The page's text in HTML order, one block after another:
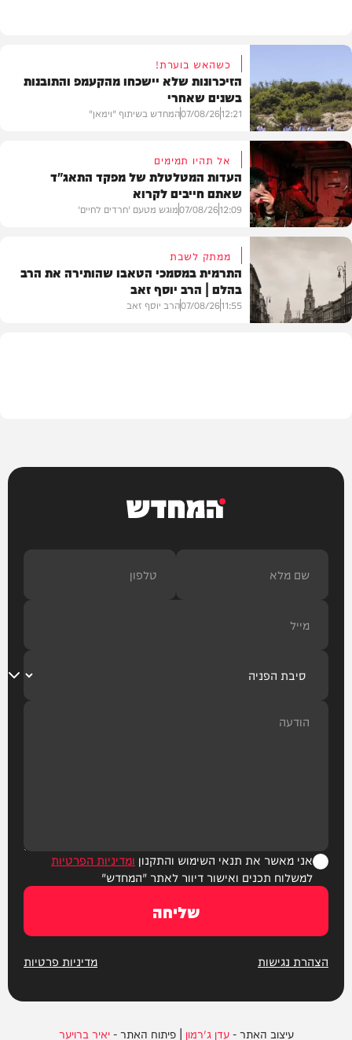
וידאו
כשהאש בוערת!
הזיכרונות שלא יישכחו מהקעמפ והתובנות
בשנים שאחרי
12:21
07/08/26המחדש בשיתוף "וימאן"
דעות
אל תהיו תמימים
העדות המטלטלת של מפקד התאג"ד
שאתם חייבים לקרוא
12:09
07/08/26מוגש מטעם 'חרדים לחיים'
ממתק לשבת
התרמית במסמכי הטאבו שהותירה את הרב
בהלם | הרב יוסף זאב
11:55
07/08/26הרב יוסף זאב
המחדש
אני מאשר את תנאי השימוש והתקנון ומדיניות הפרטיות
למשלוח תכנים ואישור דיוור לאתר "המחדש"
שליחה
הצהרת נגישות מדיניות פרטיות
עיצוב האתר -עדן ג'רמון | פיתוח האתר -יאיר ברויער